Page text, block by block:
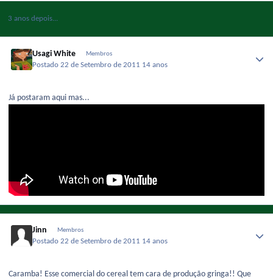
3 anos depois...
Usagi White Membros
Postado22 de Setembro de 2011 14 anos
Já postaram aqui mas...
Jinn Membros
Postado22 de Setembro de 2011 14 anos
Caramba! Esse comercial do cereal tem cara de produção gringa!! Que